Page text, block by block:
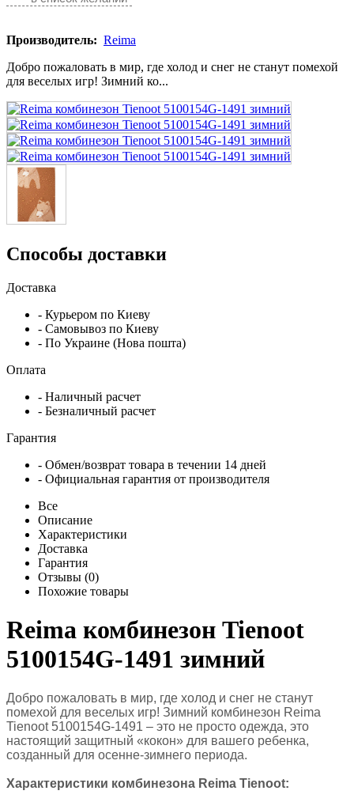
Производитель: Reima
Добро пожаловать в мир, где холод и снег не станут помехой
для веселых игр! Зимний ко...
Способы доставки
Доставка
- Курьером по Киеву
- Самовывоз по Киеву
- По Украине (Нова пошта)
Оплата
- Наличный расчет
- Безналичный расчет
Гарантия
- Обмен/возврат товара в течении 14 дней
- Официальная гарантия от производителя
Все
Описание
Характеристики
Доставка
Гарантия
Отзывы (0)
Похожие товары
Reima комбинезон Tienoot
5100154G-1491 зимний
Добро пожаловать в мир, где холод и снег не станут
помехой для веселых игр! Зимний комбинезон Reima
Tienoot 5100154G-1491 – это не просто одежда, это
настоящий защитный «кокон» для вашего ребенка,
созданный для осенне-зимнего периода.
Характеристики комбинезона Reima Tienoot: